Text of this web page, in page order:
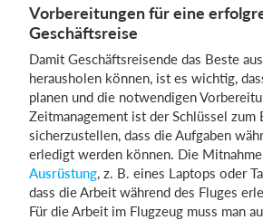
Vorbereitungen für eine
Geschäftsreise
Damit Geschäftsreisende das Beste
herausholen können, ist es wichtig,
planen und die notwendigen
Zeitmanagement ist der Schlüssel zum
sicherzustellen, dass die Aufgaben
erledigt werden können. Die
Ausrüstung, z. B. eines Laptops oder
dass die Arbeit während des Fluges
Für die Arbeit im Flugzeug muss man